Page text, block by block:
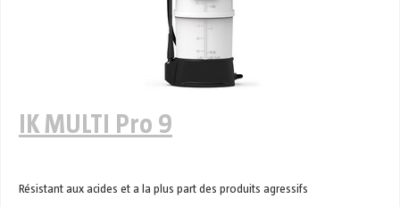
IK MULTI Pro 9
Résistant aux acides et a la plus part des produits agressifs